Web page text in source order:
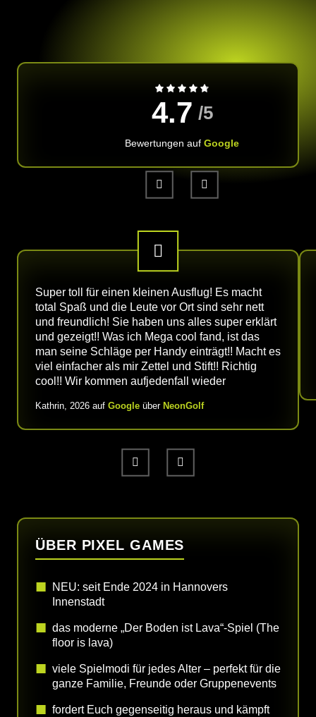
4.7 /5
Bewertungen auf Google
Super toll für einen kleinen Ausflug! Es macht
total Spaß und die Leute vor Ort sind sehr nett
und freundlich! Sie haben uns alles super erklärt
und gezeigt!! Was ich Mega cool fand, ist das
man seine Schläge per Handy einträgt!! Macht es
viel einfacher als mir Zettel und Stift!! Richtig
cool!! Wir kommen aufjedenfall wieder
Kathrin, 2026 auf Google über NeonGolf
ÜBER PIXEL GAMES
NEU: seit Ende 2024 in Hannovers
Innenstadt
das moderne „Der Boden ist Lava“-Spiel (The
floor is lava)
viele Spielmodi für jedes Alter – perfekt für die
ganze Familie, Freunde oder Gruppenevents
fordert Euch gegenseitig heraus und kämpft